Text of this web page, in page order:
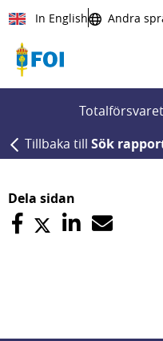
Till innehållet
In English Andra
Tillbaka till Sök
Dela sidan